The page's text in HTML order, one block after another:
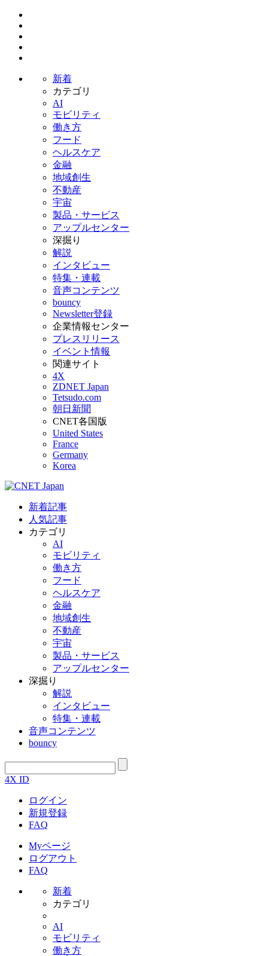
新着
カテゴリ
AI
モビリティ
働き方
フード
ヘルスケア
金融
地域創生
不動産
宇宙
製品・サービス
アップルセンター
深掘り
解説
インタビュー
特集・連載
音声コンテンツ
bouncy
Newsletter登録
企業情報センター
プレスリリース
イベント情報
関連サイト
4X
ZDNET Japan
Tetsudo.com
朝日新聞
CNET各国版
United States
France
Germany
Korea
新着記事
人気記事
カテゴリ
AI
モビリティ
働き方
フード
ヘルスケア
金融
地域創生
不動産
宇宙
製品・サービス
アップルセンター
深掘り
解説
インタビュー
特集・連載
音声コンテンツ
bouncy
4X ID
ログイン
新規登録
FAQ
Myページ
ログアウト
FAQ
新着
カテゴリ
AI
モビリティ
働き方